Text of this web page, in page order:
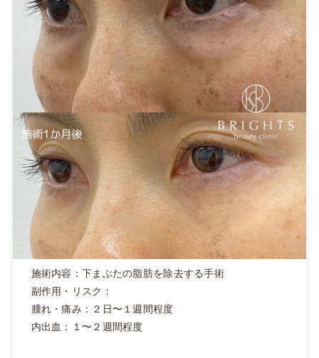
施術内容：下まぶたの脂肪を除去する手術
副作用・リスク：
腫れ・痛み：２日〜１週間程度
内出血：１〜２週間程度